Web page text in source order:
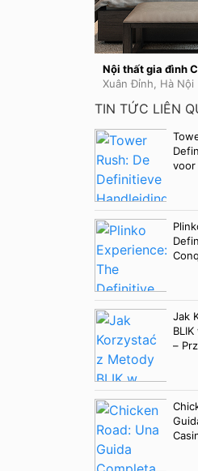
Nội thất gia đình
Xuân Đỉnh, Hà Nội
TIN TỨC LIÊN
voor
Jak
–